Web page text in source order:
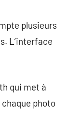
plusieurs
L’interface
qui met à
photo